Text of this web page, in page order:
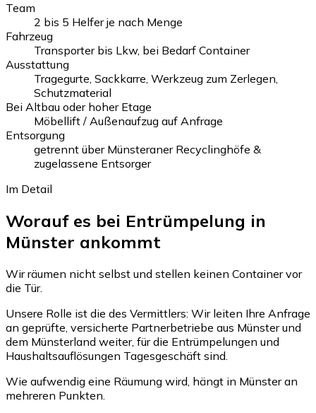
Team
2 bis 5 Helfer je nach Menge
Fahrzeug
Transporter bis Lkw, bei Bedarf Container
Ausstattung
Tragegurte, Sackkarre, Werkzeug zum Zerlegen,
Schutzmaterial
Bei Altbau oder hoher Etage
Möbellift / Außenaufzug auf Anfrage
Entsorgung
getrennt über Münsteraner Recyclinghöfe &
zugelassene Entsorger
Im Detail
Worauf es bei Entrümpelung in
Münster ankommt
Wir räumen nicht selbst und stellen keinen Container vor
die Tür.
Unsere Rolle ist die des Vermittlers: Wir leiten Ihre Anfrage
an geprüfte, versicherte Partnerbetriebe aus Münster und
dem Münsterland weiter, für die Entrümpelungen und
Haushaltsauflösungen Tagesgeschäft sind.
Wie aufwendig eine Räumung wird, hängt in Münster an
mehreren Punkten.